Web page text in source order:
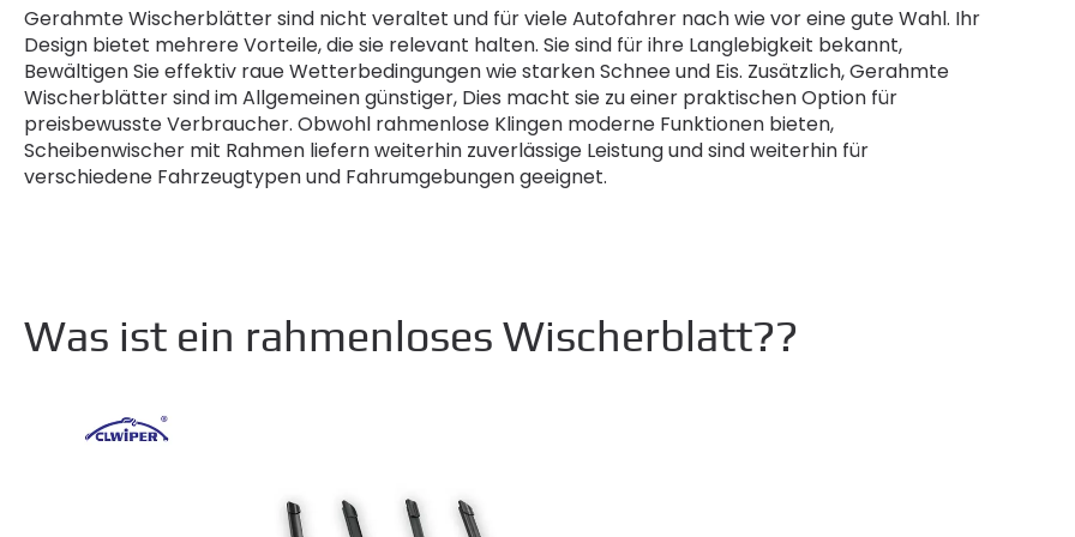
Gerahmte Wischerblätter sind nicht veraltet und für viele Autofahrer nach wie vor eine gute Wahl. Ihr
Design bietet mehrere Vorteile, die sie relevant halten. Sie sind für ihre Langlebigkeit bekannt,
Bewältigen Sie effektiv raue Wetterbedingungen wie starken Schnee und Eis. Zusätzlich, Gerahmte
Wischerblätter sind im Allgemeinen günstiger, Dies macht sie zu einer praktischen Option für
preisbewusste Verbraucher. Obwohl rahmenlose Klingen moderne Funktionen bieten,
Scheibenwischer mit Rahmen liefern weiterhin zuverlässige Leistung und sind weiterhin für
verschiedene Fahrzeugtypen und Fahrumgebungen geeignet.
Was ist ein rahmenloses Wischerblatt??